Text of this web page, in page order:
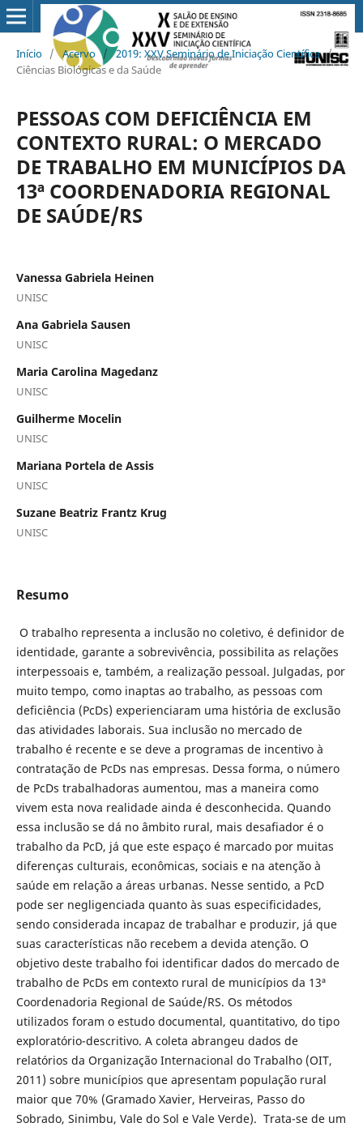
Início / Acervo / 2019: XXV Seminário de Iniciação Científica /
Ciências Biológicas e da Saúde
PESSOAS COM DEFICIÊNCIA EM
CONTEXTO RURAL: O MERCADO
DE TRABALHO EM MUNICÍPIOS DA
13ª COORDENADORIA REGIONAL
DE SAÚDE/RS
Vanessa Gabriela Heinen
UNISC
Ana Gabriela Sausen
UNISC
Maria Carolina Magedanz
UNISC
Guilherme Mocelin
UNISC
Mariana Portela de Assis
UNISC
Suzane Beatriz Frantz Krug
UNISC
Resumo
O trabalho representa a inclusão no coletivo, é definidor de
identidade, garante a sobrevivência, possibilita as relações
interpessoais e, também, a realização pessoal. Julgadas, por
muito tempo, como inaptas ao trabalho, as pessoas com
deficiência (PcDs) experienciaram uma história de exclusão
das atividades laborais. Sua inclusão no mercado de
trabalho é recente e se deve a programas de incentivo à
contratação de PcDs nas empresas. Dessa forma, o número
de PcDs trabalhadoras aumentou, mas a maneira como
vivem esta nova realidade ainda é desconhecida. Quando
essa inclusão se dá no âmbito rural, mais desafiador é o
trabalho da PcD, já que este espaço é marcado por muitas
diferenças culturais, econômicas, sociais e na atenção à
saúde em relação a áreas urbanas. Nesse sentido, a PcD
pode ser negligenciada quanto às suas especificidades,
sendo considerada incapaz de trabalhar e produzir, já que
suas características não recebem a devida atenção. O
objetivo deste trabalho foi identificar dados do mercado de
trabalho de PcDs em contexto rural de municípios da 13ª
Coordenadoria Regional de Saúde/RS. Os métodos
utilizados foram o estudo documental, quantitativo, do tipo
exploratório-descritivo. A coleta abrangeu dados de
relatórios da Organização Internacional do Trabalho (OIT,
2011) sobre municípios que apresentam população rural
maior que 70% (Gramado Xavier, Herveiras, Passo do
Sobrado, Sinimbu, Vale do Sol e Vale Verde). Trata-se de um